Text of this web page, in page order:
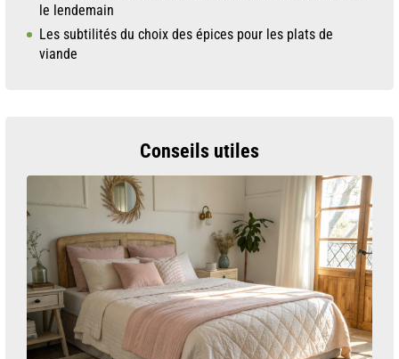
le lendemain
Les subtilités du choix des épices pour les plats de
viande
Conseils utiles